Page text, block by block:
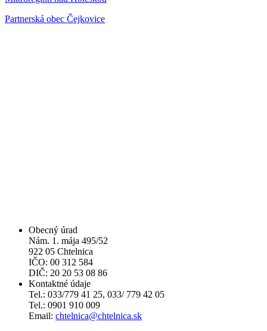
Partnerská obec Čejkovice
Obecný úrad
Nám. 1. mája 495/52
922 05 Chtelnica
IČO: 00 312 584
DIČ: 20 20 53 08 86
Kontaktné údaje
Tel.: 033/779 41 25, 033/ 779 42 05
Tel.: 0901 910 009
Email: chtelnica@chtelnica.sk